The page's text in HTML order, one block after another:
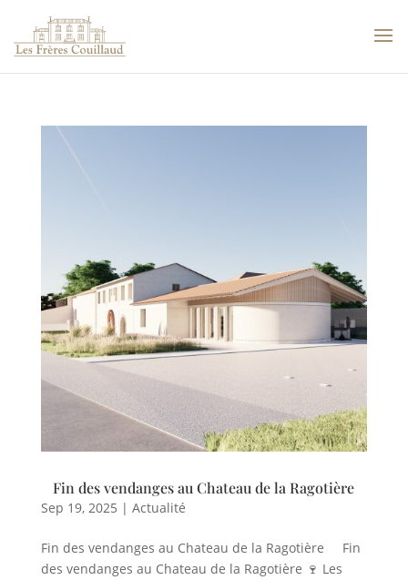
Fin des vendanges au Chateau de la Ragotière
Sep 19, 2025 | Actualité
Fin des vendanges au Chateau de la Ragotière Fin
des vendanges au Chateau de la Ragotière 🍷 Les